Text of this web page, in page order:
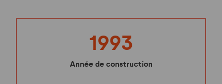
1993
Année de construction